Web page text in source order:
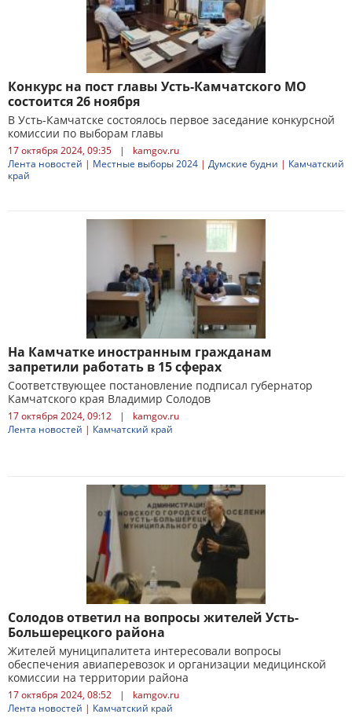
Конкурс на пост главы Усть-Камчатского МО
состоится 26 ноября
В Усть-Камчатске состоялось первое заседание конкурсной
комиссии по выборам главы
17 октября 2024, 09:35 |
kamgov.ru
Лента новостей | Местные выборы 2024 | Думские будни | Камчатский
край
На Камчатке иностранным гражданам
запретили работать в 15 сферах
Соответствующее постановление подписал губернатор
Камчатского края Владимир Солодов
17 октября 2024, 09:12 |
kamgov.ru
Лента новостей | Камчатский край
Солодов ответил на вопросы жителей Усть-
Большерецкого района
Жителей муниципалитета интересовали вопросы
обеспечения авиаперевозок и организации медицинской
комиссии на территории района
17 октября 2024, 08:52 |
kamgov.ru
Лента новостей | Камчатский край